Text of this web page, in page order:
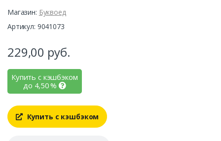
Магазин: Буквоед
Артикул: 9041073
229,00 руб.
Купить с кэшбэком
до 4,50%
Купить с кэшбэком